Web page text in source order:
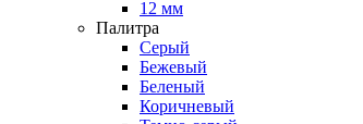
12 мм
Палитра
Серый
Бежевый
Беленый
Коричневый